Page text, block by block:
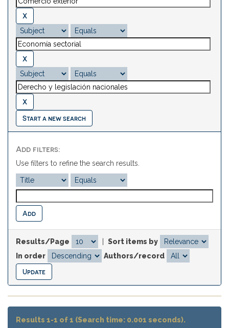
Start a new search
Add filters:
Use filters to refine the search results.
Results/Page
Sort items by
In order
Authors/record
Results 1-1 of 1 (Search time: 0.001 seconds).